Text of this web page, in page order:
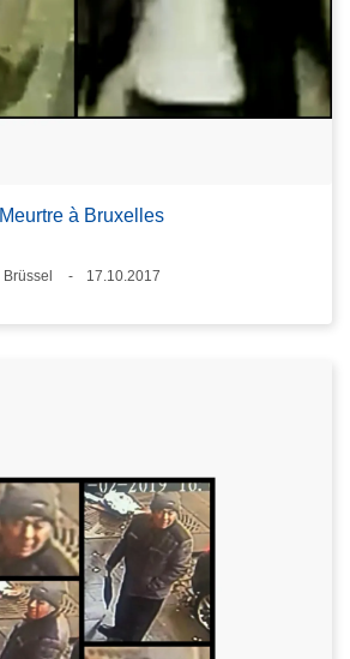
Meurtre à Bruxelles
Standort
Brüssel
17.10.2017